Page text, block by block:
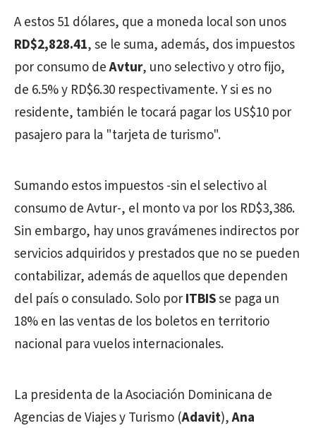
A estos 51 dólares, que a moneda local son unos
RD$2,828.41, se le suma, además, dos impuestos
por consumo deAvtur, uno selectivo y otro fijo,
de 6.5% y RD$6.30 respectivamente. Y si es no
residente, también le tocará pagar los US$10 por
pasajero para la "tarjeta de turismo".
Sumando estos impuestos -sin el selectivo al
consumo de Avtur-, el monto va por los RD$3,386.
Sin embargo, hay unos gravámenes indirectos por
servicios adquiridos y prestados que no se pueden
contabilizar, además de aquellos que dependen
del país o consulado. Solo porITBISse paga un
18% en las ventas de los boletos en territorio
nacional para vuelos internacionales.
La presidenta de la Asociación Dominicana de
Agencias de Viajes y Turismo (Adavit),Ana